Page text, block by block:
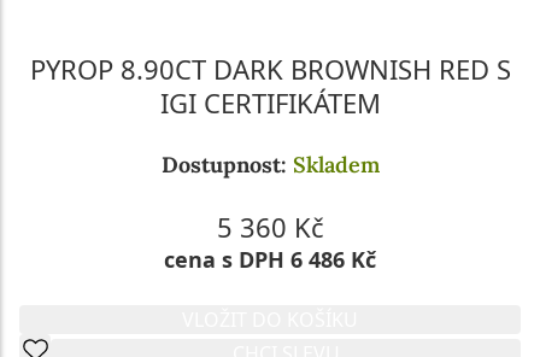
PYROP 8.90CT DARK BROWNISH RED S
IGI CERTIFIKÁTEM
Dostupnost: Skladem
5 360 Kč
cena s DPH 6 486 Kč